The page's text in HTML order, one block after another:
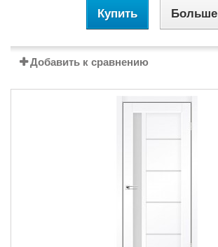
Купить Больше
Добавить к сравнению